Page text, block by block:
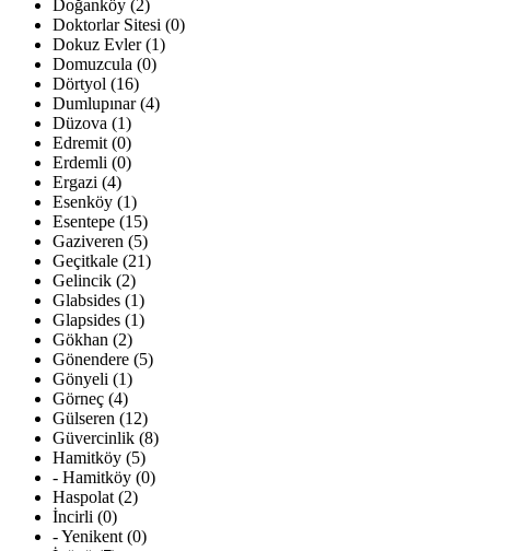
Doğanköy (2)
Doktorlar Sitesi (0)
Dokuz Evler (1)
Domuzcula (0)
Dörtyol (16)
Dumlupınar (4)
Düzova (1)
Edremit (0)
Erdemli (0)
Ergazi (4)
Esenköy (1)
Esentepe (15)
Gaziveren (5)
Geçitkale (21)
Gelincik (2)
Glabsides (1)
Glapsides (1)
Gökhan (2)
Gönendere (5)
Gönyeli (1)
Görneç (4)
Gülseren (12)
Güvercinlik (8)
Hamitköy (5)
- Hamitköy (0)
Haspolat (2)
İncirli (0)
- Yenikent (0)